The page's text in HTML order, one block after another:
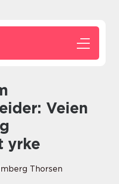
Veien
yrke
Thorsen